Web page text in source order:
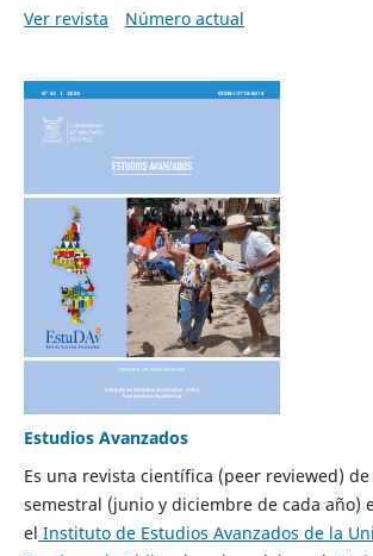
Ver revista
Número actual
Estudios Avanzados
Es una revista científica (peer reviewed)
semestral (junio y diciembre de cada año)
el Instituto de Estudios Avanzados de la